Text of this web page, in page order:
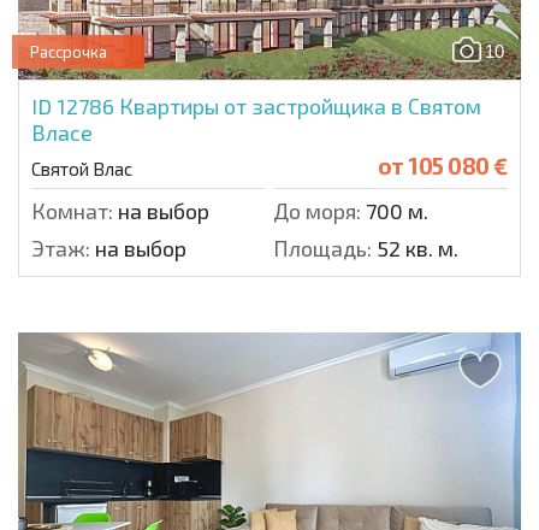
10
Рассрочка
ID 12786 Квартиры от застройщика в Святом
Власе
Святой Влас от105 080 €
Комнат: на выбор До моря: 700 м.
Этаж: на выбор Площадь: 52 кв. м.